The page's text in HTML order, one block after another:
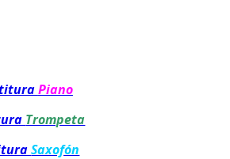
Piano
Trompeta
Saxofón